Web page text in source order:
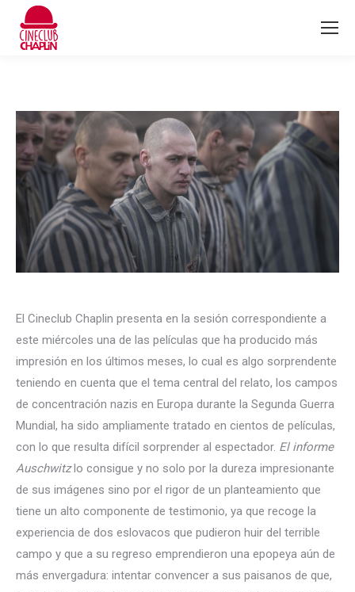
El Cineclub Chaplin presenta en la sesión correspondiente a
este miércoles una de las películas que ha producido más
impresión en los últimos meses, lo cual es algo sorprendente
teniendo en cuenta que el tema central del relato, los campos
de concentración nazis en Europa durante la Segunda Guerra
Mundial, ha sido ampliamente tratado en cientos de películas,
con lo que resulta difícil sorprender al espectador. El informe
Auschwitzlo consigue y no solo por la dureza impresionante
de sus imágenes sino por el rigor de un planteamiento que
tiene un alto componente de testimonio, ya que recoge la
experiencia de dos eslovacos que pudieron huir del terrible
campo y que a su regreso emprendieron una epopeya aún de
más envergadura: intentar convencer a sus paisanos de que,